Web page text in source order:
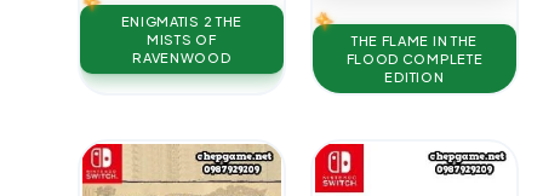
ENIGMATIS 2 THE
MISTS OF
RAVENWOOD
THE FLAME IN THE
FLOOD COMPLETE
EDITION